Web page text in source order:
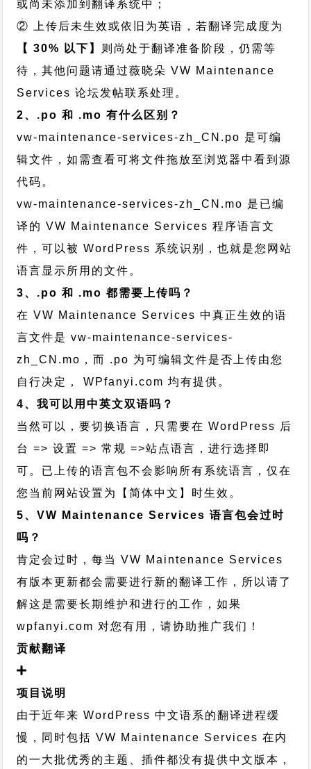
或尚未添加到翻译系统中；
② 上传后未生效或依旧为英语，若翻译完成度为
【 30% 以下】 则尚处于翻译准备阶段，仍需等
待，其他问题请通过薇晓朵 VW Maintenance
Services 论坛发帖联系处理。
2、.po 和 .mo 有什么区别？
vw-maintenance-services-zh_CN.po 是可编
辑文件，如需查看可将文件拖放至浏览器中看到源
代码。
vw-maintenance-services-zh_CN.mo 是已编
译的 VW Maintenance Services 程序语言文
件，可以被 WordPress 系统识别，也就是您网站
语言显示所用的文件。
3、.po 和 .mo 都需要上传吗？
在 VW Maintenance Services 中真正生效的语
言文件是 vw-maintenance-services-
zh_CN.mo，而 .po 为可编辑文件是否上传由您
自行决定， WPfanyi.com 均有提供。
4、我可以用中英文双语吗？
当然可以，要切换语言，只需要在 WordPress 后
台 => 设置 => 常规 =>站点语言，进行选择即
可。已上传的语言包不会影响所有系统语言，仅在
您当前网站设置为【简体中文】时生效。
5、VW Maintenance Services 语言包会过时
吗？
肯定会过时，每当 VW Maintenance Services
有版本更新都会需要进行新的翻译工作，所以请了
解这是需要长期维护和进行的工作，如果
wpfanyi.com 对您有用，请协助推广我们！
贡献翻译
项目说明
由于近年来 WordPress 中文语系的翻译进程缓
慢，同时包括 VW Maintenance Services 在内
的一大批优秀的主题、插件都没有提供中文版本，